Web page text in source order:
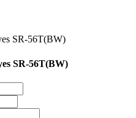
SR-56T(BW)